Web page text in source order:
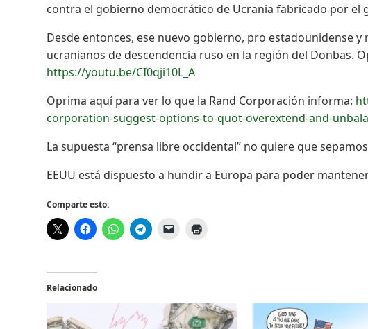
contra el gobierno democrático de Ucrania fabricado por el
Desde entonces, ese nuevo gobierno, pro estadounidense y
ucranianos de descendencia ruso en la región del Donbas.
https://youtu.be/CI0qji10L_A
Oprima aquí para ver lo que la Rand Corporación informa:
corporation-suggest-options-to-quot-overextend-and-
La supuesta “prensa libre occidental” no quiere que
EEUU está dispuesto a hundir a Europa para poder
Comparte esto:
Relacionado